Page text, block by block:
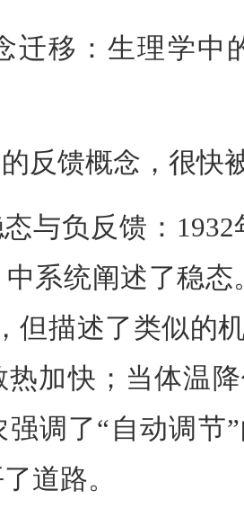
迁移：生理学中
反馈概念，很快
与负反馈：
系统阐述了稳
但描述了类似的
热加快；当体温
强调了“自动调节
道路。